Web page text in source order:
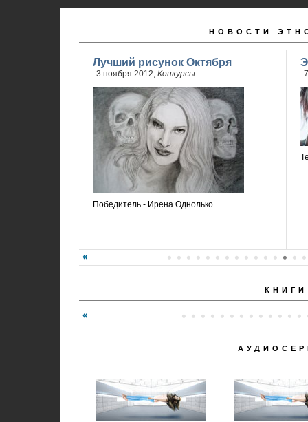
НОВОСТИ
Лучший рисунок Октября
3 ноября 2012, Конкурсы
Победитель - Ирена Однолько
КНИГИ